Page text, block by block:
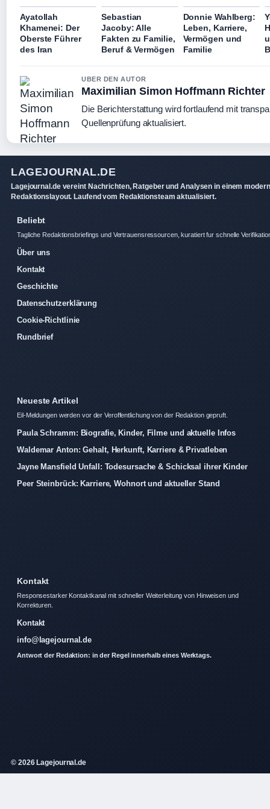
Ayatollah
Khamenei: Der
Oberste Führer
des Iran
Sebastian
Jacoby: Alle
Fakten zu Familie,
Beruf & Vermögen
Donnie Wahlberg:
Leben, Karriere,
Vermögen und
Familie
UBER DEN AUTOR
Maximilian Simon Hoffmann Richter
Die Berichterstattung wird fortlaufend mit
Quellenprüfung aktualisiert.
LAGEJOURNAL.DE
Lagejournal.de vereint Nachrichten, Ratgeber und Analysen in einem
Redaktionslayout. Laufend vom Redaktionsteam aktualisiert.
Beliebt
Tagliche Redaktionsbriefings und Vertrauensressourcen, kuratiert fur schnelle
Über uns
Kontakt
Geschichte
Datenschutzerklärung
Cookie-Richtlinie
Rundbrief
Neueste Artikel
Eil-Meldungen werden vor der Veroffentlichung von der Redaktion gepruft.
Paula Schramm: Biografie, Kinder, Filme und aktuelle Infos
Waldemar Anton: Gehalt, Herkunft, Karriere & Privatleben
Jayne Mansfield Unfall: Todesursache & Schicksal ihrer Kinder
Peer Steinbrück: Karriere, Wohnort und aktueller Stand
Kontakt
Responsestarker Kontaktkanal mit schneller Weiterleitung von Hinweisen und
Korrekturen.
Kontakt
info@lagejournal.de
Antwort der Redaktion: in der Regel innerhalb eines Werktags.
© 2026 Lagejournal.de